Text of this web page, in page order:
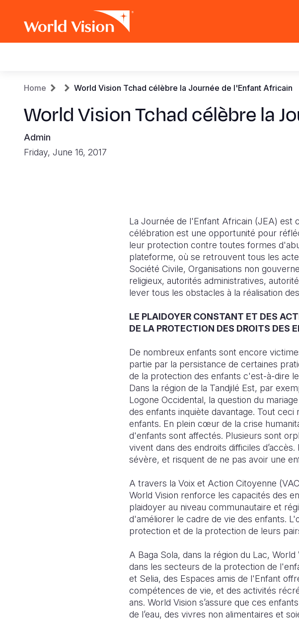
content
navigation
Breadcrumb
Home World Vision Tchad célèbre la Journée de l'Enfant Africain
World Vision Tchad célèbre la
Admin
Friday, June 16, 2017
La Journée de l'Enfant Africain (JEA) est
célébration est une opportunité pour
leur protection contre toutes formes
plateforme, où se retrouvent tous les
Société Civile, Organisations non
religieux, autorités administratives,
lever tous les obstacles à la réalisation
LE PLAIDOYER CONSTANT ET DES
DE LA PROTECTION DES DROITS DES
De nombreux enfants sont encore
partie par la persistance de certaines
de la protection des enfants c'est-à-dire
Dans la région de la Tandjilé Est, par
Logone Occidental, la question du
des enfants inquiète davantage. Tout
enfants. En plein cœur de la crise
d'enfants sont affectés. Plusieurs sont
vivent dans des endroits difficiles
sévère, et risquent de ne pas avoir une
A travers la Voix et Action Citoyenne
World Vision renforce les capacités des
plaidoyer au niveau communautaire et
d'améliorer le cadre de vie des enfants.
protection et de la protection de leurs
A Baga Sola, dans la région du Lac,
dans les secteurs de la protection de
et Selia, des Espaces amis de l'Enfant
compétences de vie, et des activités
ans. World Vision s’assure que ces
de l’eau, des vivres non alimentaires et